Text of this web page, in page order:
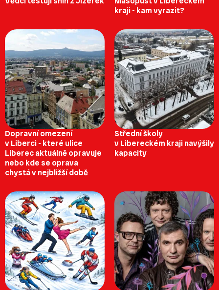
kraji - kam vyrazit?
Dopravní omezení
v Liberci - které ulice
Liberec aktuálně opravuje
nebo kde se oprava
chystá v nejbližší době
Střední školy
v Libereckém kraji navýšily
kapacity